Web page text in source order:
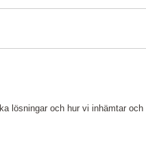
lösningar och hur vi inhämtar och